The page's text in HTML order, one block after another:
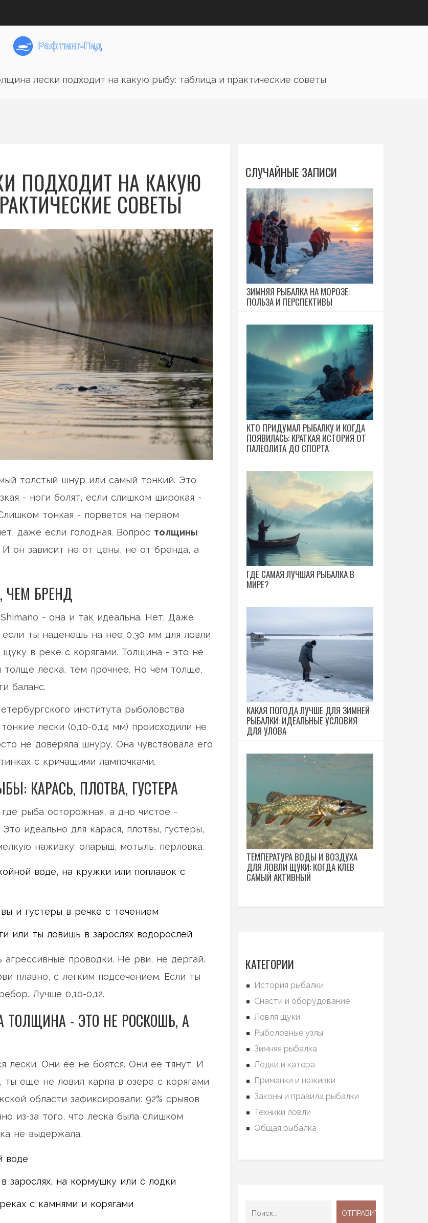
лески подходит на какую рыбу: таблица и практические советы
ПОДХОДИТ НА КАКУЮ
СОВЕТЫ
толстый шнур или самый тонкий. Это
- ноги болят, если слишком широкая -
тонкая - порвется на первом
даже если голодная. Вопрос толщины
он зависит не от цены, не от бренда, а
ЧЕМ БРЕНД
- она и так идеальна. Нет. Даже
если ты наденешь на нее 0,30 мм для ловли
в реке с корягами. Толщина - это не
толще леска, тем прочнее. Но чем толще,
баланс.
института рыболовства
лески (0,10-0,14 мм) происходили не
не доверяла шнуру. Она чувствовала его
с кричащими лампочками.
КАРАСЬ, ПЛОТВА, ГУСТЕРА
рыба осторожная, а дно чистое -
идеально для карася, плотвы, густеры,
наживку: опарыш, мотыль, перловка.
воде, на кружки или поплавок с
и густеры в речке с течением
или ты ловишь в зарослях водорослей
проводки. Не рви, не дергай.
плавно, с легким подсечением. Если ты
Лучше 0,10-0,12.
ТОЛЩИНА - ЭТО НЕ РОСКОШЬ, А
лески. Они ее не боятся. Они ее тянут. И
еще не ловил карпа в озере с корягами
области зафиксировали: 92% срывов
из-за того, что леска была слишком
не выдержала.
воде
зарослях, на кормушку или с лодки
с камнями и корягами
СЛУЧАЙНЫЕ ЗАПИСИ
ЗИМНЯЯ РЫБАЛКА НА МОРОЗЕ:
ПОЛЬЗА И ПЕРСПЕКТИВЫ
КТО ПРИДУМАЛ РЫБАЛКУ И КОГДА
ПОЯВИЛАСЬ: КРАТКАЯ ИСТОРИЯ ОТ
ПАЛЕОЛИТА ДО СПОРТА
ГДЕ САМАЯ ЛУЧШАЯ РЫБАЛКА В
МИРЕ?
КАКАЯ ПОГОДА ЛУЧШЕ ДЛЯ ЗИМНЕЙ
РЫБАЛКИ: ИДЕАЛЬНЫЕ УСЛОВИЯ
ДЛЯ УЛОВА
ТЕМПЕРАТУРА ВОДЫ И ВОЗДУХА
ДЛЯ ЛОВЛИ ЩУКИ: КОГДА КЛЕВ
САМЫЙ АКТИВНЫЙ
КАТЕГОРИИ
История рыбалки
Снасти и оборудование
Ловля щуки
Рыболовные узлы
Зимняя рыбалка
Лодки и катера
Приманки и наживки
Законы и правила рыбалки
Техники ловли
Общая рыбалка